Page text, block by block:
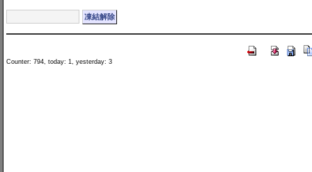
Counter: 794, today: 1, yesterday: 3